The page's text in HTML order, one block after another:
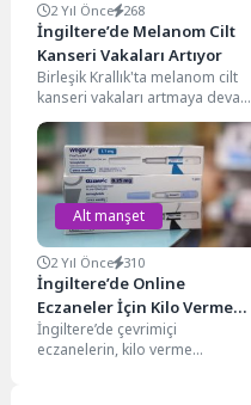
2 Yıl Önce 268
İngiltere’de Melanom Cilt
Kanseri Vakaları Artıyor
Birleşik Krallık'ta melanom cilt
kanseri vakaları artmaya devam
ediyor. Cancer Research UK
(CRUK) verilerine göre,...
Alt manşet
2 Yıl Önce 310
İngiltere’de Online
Eczaneler İçin Kilo Verme
İlaçlarında Daha Sıkı
Denetim
İngiltere’de çevrimiçi
eczanelerin, kilo verme